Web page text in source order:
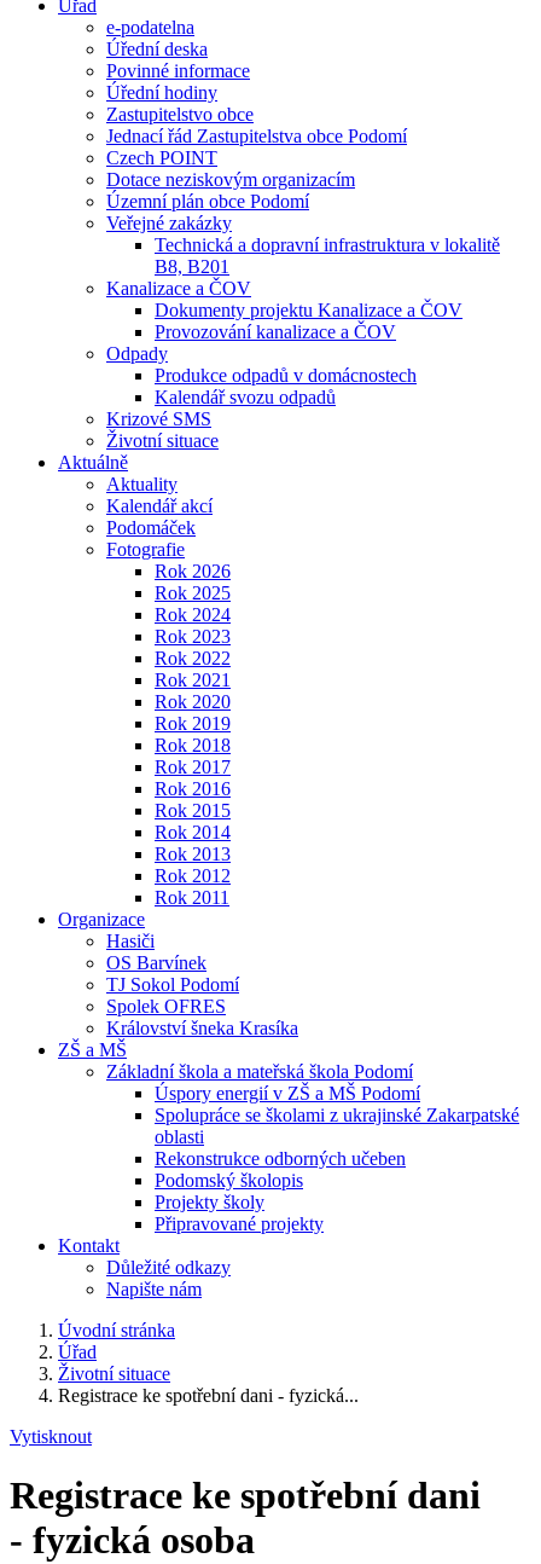
Úřad
e-podatelna
Úřední deska
Povinné informace
Úřední hodiny
Zastupitelstvo obce
Jednací řád Zastupitelstva obce Podomí
Czech POINT
Dotace neziskovým organizacím
Územní plán obce Podomí
Veřejné zakázky
Technická a dopravní infrastruktura v lokalitě
B8, B201
Kanalizace a ČOV
Dokumenty projektu Kanalizace a ČOV
Provozování kanalizace a ČOV
Odpady
Produkce odpadů v domácnostech
Kalendář svozu odpadů
Krizové SMS
Životní situace
Aktuálně
Aktuality
Kalendář akcí
Podomáček
Fotografie
Rok 2026
Rok 2025
Rok 2024
Rok 2023
Rok 2022
Rok 2021
Rok 2020
Rok 2019
Rok 2018
Rok 2017
Rok 2016
Rok 2015
Rok 2014
Rok 2013
Rok 2012
Rok 2011
Organizace
Hasiči
OS Barvínek
TJ Sokol Podomí
Spolek OFRES
Království šneka Krasíka
ZŠ a MŠ
Základní škola a mateřská škola Podomí
Úspory energií v ZŠ a MŠ Podomí
Spolupráce se školami z ukrajinské Zakarpatské
oblasti
Rekonstrukce odborných učeben
Podomský školopis
Projekty školy
Připravované projekty
Kontakt
Důležité odkazy
Napište nám
Úvodní stránka
Úřad
Životní situace
Registrace ke spotřební dani - fyzická...
Vytisknout
Registrace ke spotřební dani
- fyzická osoba